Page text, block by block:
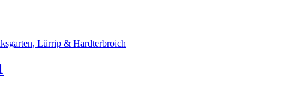
Lürrip & Hardterbroich